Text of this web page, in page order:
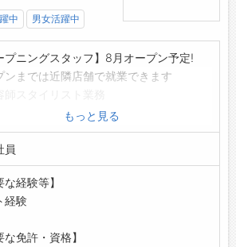
中 男女活躍中
プニングスタッフ】8月オープン予定!
ンまでは近隣店舗で就業できます
ンクのある方も歓迎。自分のペースで安心
リストになれます。
間は前後することがあります。
にヘルプの場合も有り
囲:変更なし
もっと見る
員
な経験等】
経験
な免許・資格】